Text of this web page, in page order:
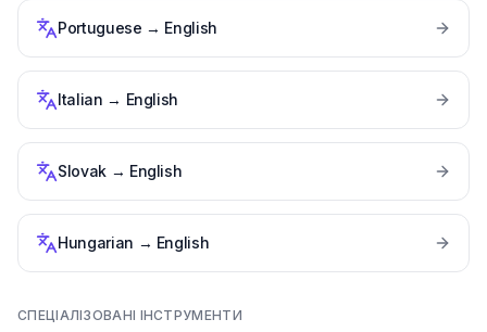
Portuguese → English
Italian → English
Slovak→ English
Hungarian → English
СПЕЦІАЛІЗОВАНІ ІНСТРУМЕНТИ